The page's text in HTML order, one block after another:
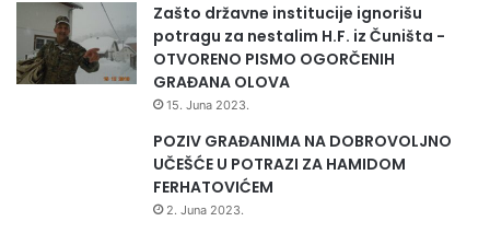
Zašto državne institucije ignorišu
potragu za nestalim H.F. iz Čuništa -
OTVORENO PISMO OGORČENIH
GRAĐANA OLOVA
15. Juna 2023.
POZIV GRAĐANIMA NA DOBROVOLJNO
UČEŠĆE U POTRAZI ZA HAMIDOM
FERHATOVIĆEM
2. Juna 2023.